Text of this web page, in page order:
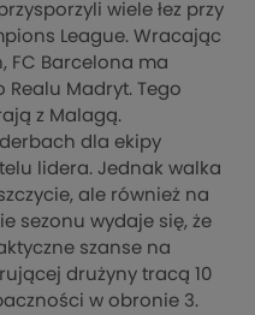
wiele łez przy
League. Wracając
FC Barcelona ma
Madryt. Tego
z Malagą.
dla ekipy
lidera. Jednak walka
ale również na
sezonu wydaje się, że
szanse na
drużyny tracą 10
w obronie 3.